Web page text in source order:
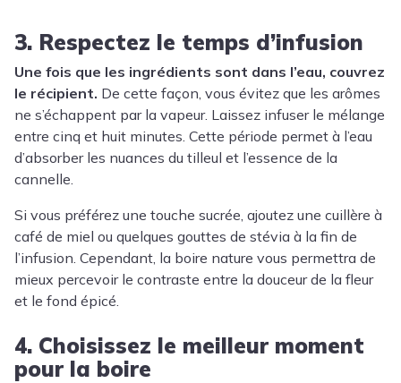
3. Respectez le temps d’infusion
Une fois que les ingrédients sont dans l’eau, couvrez
le récipient. De cette façon, vous évitez que les arômes
ne s’échappent par la vapeur. Laissez infuser le mélange
entre cinq et huit minutes. Cette période permet à l’eau
d’absorber les nuances du tilleul et l’essence de la
cannelle.
Si vous préférez une touche sucrée, ajoutez une cuillère à
café de miel ou quelques gouttes de stévia à la fin de
l’infusion. Cependant, la boire nature vous permettra de
mieux percevoir le contraste entre la douceur de la fleur
et le fond épicé.
4. Choisissez le meilleur moment
pour la boire